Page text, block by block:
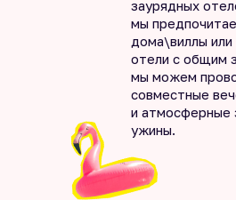
заурядных
мы
дома\виллы или
отели с общим
мы можем
совместные
и атмосферные
ужины.